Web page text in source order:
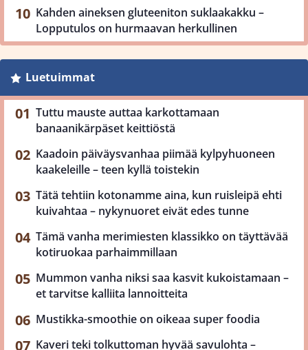
Kahden aineksen gluteeniton suklaakakku –
Lopputulos on hurmaavan herkullinen
Luetuimmat
Tuttu mauste auttaa karkottamaan
banaanikärpäset keittiöstä
Kaadoin päiväysvanhaa piimää kylpyhuoneen
kaakeleille – teen kyllä toistekin
Tätä tehtiin kotonamme aina, kun ruisleipä ehti
kuivahtaa – nykynuoret eivät edes tunne
Tämä vanha merimiesten klassikko on täyttävää
kotiruokaa parhaimmillaan
Mummon vanha niksi saa kasvit kukoistamaan –
et tarvitse kalliita lannoitteita
Mustikka-smoothie on oikeaa super foodia
Kaveri teki tolkuttoman hyvää savulohta –